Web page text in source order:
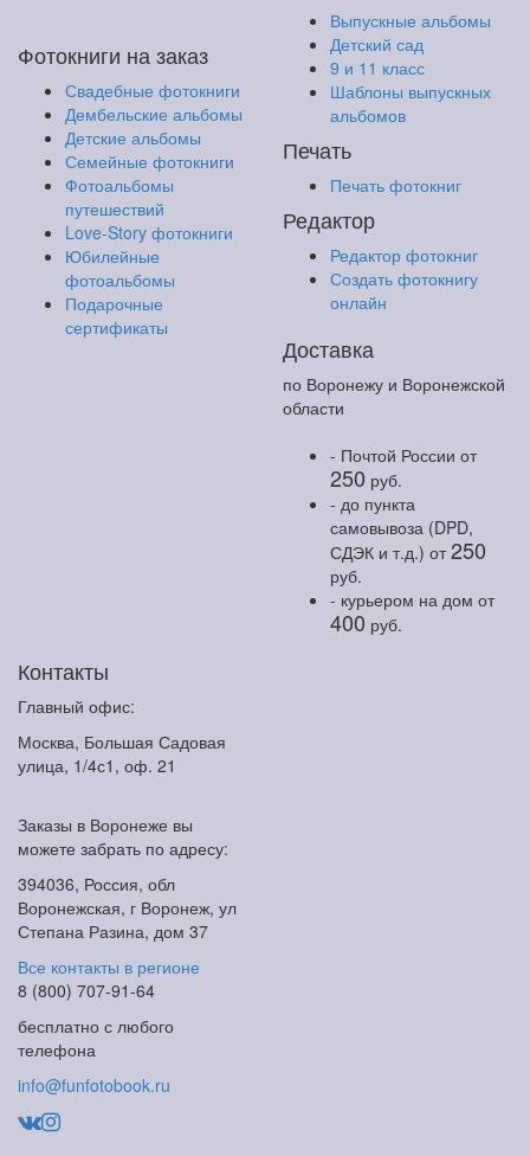
Фотокниги на заказ
Свадебные фотокниги
Дембельские альбомы
Детские альбомы
Семейные фотокниги
Фотоальбомы
путешествий
Love-Story фотокниги
Юбилейные
фотоальбомы
Подарочные
сертификаты
Выпускные альбомы
Детский сад
9 и 11 класс
Шаблоны выпускных
альбомов
Печать
Печать фотокниг
Редактор
Редактор фотокниг
Создать фотокнигу
онлайн
Доставка
по Воронежу и Воронежской
области
- Почтой России от
250 руб.
- до пункта
самовывоза (DPD,
СДЭК и т.д.) от250
руб.
- курьером на дом от
400 руб.
Контакты
Главный офис:
Москва, Большая Садовая
улица, 1/4с1, оф. 21
Заказы в Воронеже вы
можете забрать по адресу:
394036, Россия, обл
Воронежская, г Воронеж, ул
Степана Разина, дом 37
Все контакты в регионе
8 (800) 707-91-64
бесплатно с любого
телефона
info@funfotobook.ru